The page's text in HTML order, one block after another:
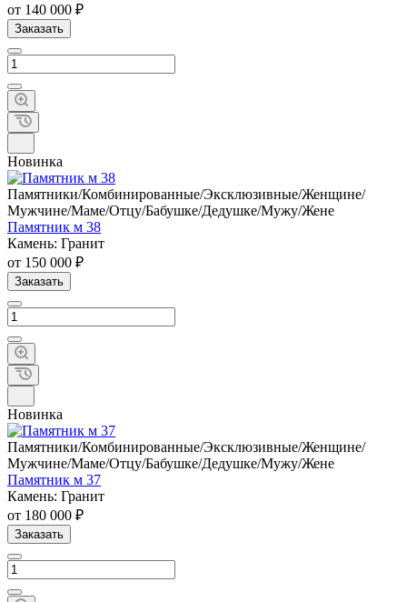
от 140 000 ₽
Заказать
Новинка
Памятники/Комбинированные/Эксклюзивные/Женщине/
Мужчине/Маме/Отцу/Бабушке/Дедушке/Мужу/Жене
Памятник м 38
Камень: Гранит
от 150 000 ₽
Заказать
Новинка
Памятники/Комбинированные/Эксклюзивные/Женщине/
Мужчине/Маме/Отцу/Бабушке/Дедушке/Мужу/Жене
Памятник м 37
Камень: Гранит
от 180 000 ₽
Заказать